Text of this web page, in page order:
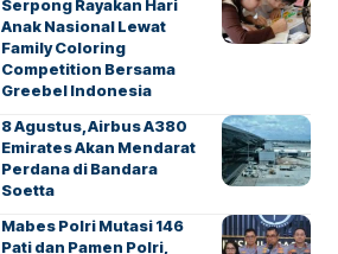
Serpong Rayakan Hari
Anak Nasional Lewat
Family Coloring
Competition Bersama
Greebel Indonesia
8 Agustus, Airbus A380
Emirates Akan Mendarat
Perdana di Bandara
Soetta
Mabes Polri Mutasi 146
Pati dan Pamen Polri,